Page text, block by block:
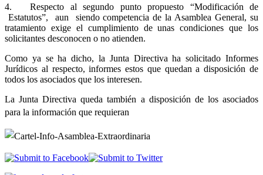
4. Respecto al segundo punto propuesto “Modificación de
Estatutos”, aun siendo competencia de la Asamblea General, su
tratamiento exige el cumplimiento de unas condiciones que los
solicitantes desconocen o no atienden.
Como ya se ha dicho, la Junta Directiva ha solicitado Informes
Jurídicos al respecto, informes estos que quedan a disposición de
todos los asociados que los interesen.
La Junta Directiva queda también a disposición de los asociados
para la información que requieran